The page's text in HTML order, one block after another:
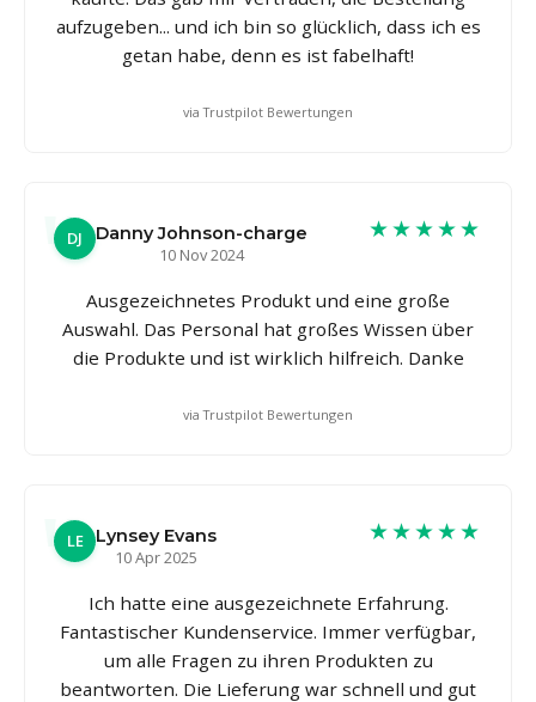
aufzugeben... und ich bin so glücklich, dass ich es
getan habe, denn es ist fabelhaft!
via Trustpilot Bewertungen
DJ
Danny Johnson-charge
10 Nov 2024
★★★★★
Ausgezeichnetes Produkt und eine große
Auswahl. Das Personal hat großes Wissen über
die Produkte und ist wirklich hilfreich. Danke
via Trustpilot Bewertungen
LE
Lynsey Evans
10 Apr 2025
★★★★★
Ich hatte eine ausgezeichnete Erfahrung.
Fantastischer Kundenservice. Immer verfügbar,
um alle Fragen zu ihren Produkten zu
beantworten. Die Lieferung war schnell und gut